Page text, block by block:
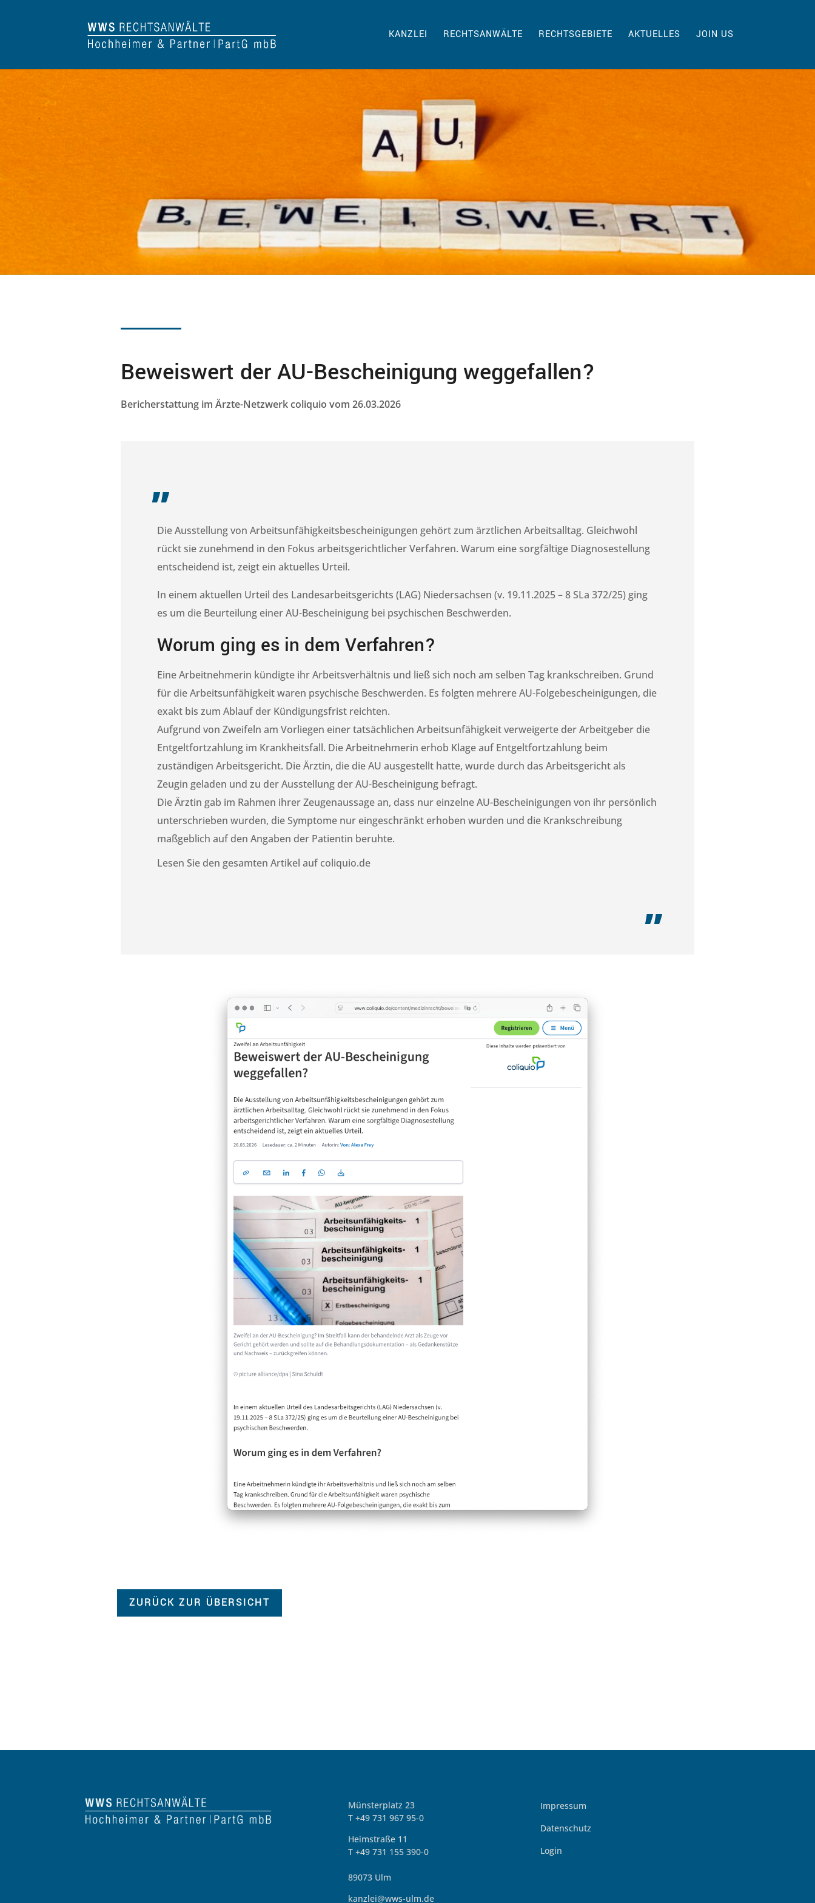
KANZLEI RECHTSANWÄLTE RECHTSGEBIETE AKTUELLES JOIN US
Beweiswert der AU-Bescheinigung weggefallen?
Bericherstattung im Ärzte-Netzwerk coliquio vom 26.03.2026
„
Die Ausstellung von Arbeitsunfähigkeitsbescheinigungen gehört zum ärztlichen Arbeitsalltag. Gleichwohl
rückt sie zunehmend in den Fokus arbeitsgerichtlicher Verfahren. Warum eine sorgfältige Diagnosestellung
entscheidend ist, zeigt ein aktuelles Urteil.
In einem aktuellen Urteil des Landesarbeitsgerichts (LAG) Niedersachsen (v. 19.11.2025 – 8 SLa 372/25) ging
es um die Beurteilung einer AU-Bescheinigung bei psychischen Beschwerden.
Worum ging es in dem Verfahren?
Eine Arbeitnehmerin kündigte ihr Arbeitsverhältnis und ließ sich noch am selben Tag krankschreiben. Grund
für die Arbeitsunfähigkeit waren psychische Beschwerden. Es folgten mehrere AU-Folgebescheinigungen, die
exakt bis zum Ablauf der Kündigungsfrist reichten.
Aufgrund von Zweifeln am Vorliegen einer tatsächlichen Arbeitsunfähigkeit verweigerte der Arbeitgeber die
Entgeltfortzahlung im Krankheitsfall. Die Arbeitnehmerin erhob Klage auf Entgeltfortzahlung beim
zuständigen Arbeitsgericht. Die Ärztin, die die AU ausgestellt hatte, wurde durch das Arbeitsgericht als
Zeugin geladen und zu der Ausstellung der AU-Bescheinigung befragt.
Die Ärztin gab im Rahmen ihrer Zeugenaussage an, dass nur einzelne AU-Bescheinigungen von ihr persönlich
unterschrieben wurden, die Symptome nur eingeschränkt erhoben wurden und die Krankschreibung
maßgeblich auf den Angaben der Patientin beruhte.
Lesen Sie den gesamten Artikel auf coliquio.de
„
ZURÜCK ZUR ÜBERSICHT
Münsterplatz 23
T +49 731 967 95-0
Heimstraße 11
T +49 731 155 390-0
89073 Ulm
kanzlei@wws-ulm.de
Impressum
Datenschutz
Login